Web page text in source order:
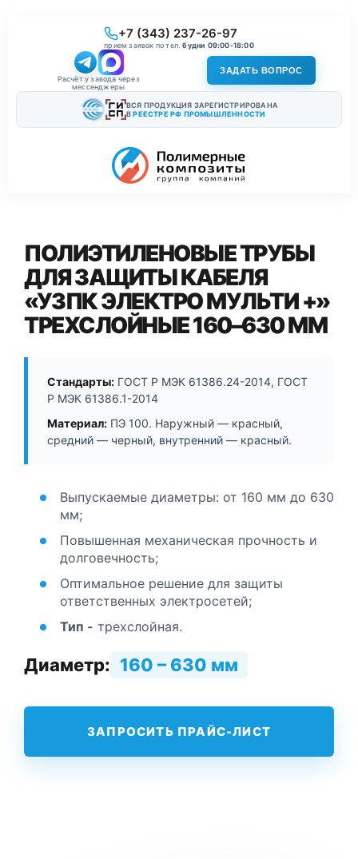
+7 (343) 237-26-97
прием заявок по тел.будни 09:00-18:00
Расчёт у завода через
мессенджеры
ЗАДАТЬ ВОПРОС
ВСЯ ПРОДУКЦИЯ ЗАРЕГИСТРИРОВАНА
ВРЕЕСТРЕ РФ ПРОМЫШЛЕННОСТИ
ПОЛИЭТИЛЕНОВЫЕ ТРУБЫ
ДЛЯ ЗАЩИТЫ КАБЕЛЯ
«УЗПК ЭЛЕКТРО МУЛЬТИ +»
ТРЕХСЛОЙНЫЕ 160–630 ММ
Стандарты: ГОСТ Р МЭК 61386.24-2014, ГОСТ
Р МЭК 61386.1-2014
Материал: ПЭ 100. Наружный — красный,
средний — черный, внутренний — красный.
Выпускаемые диаметры: от 160 мм до 630
мм;
Повышенная механическая прочность и
долговечность;
Оптимальное решение для защиты
ответственных электросетей;
Тип - трехслойная.
Диаметр: 160 – 630 мм
ЗАПРОСИТЬ ПРАЙС-ЛИСТ